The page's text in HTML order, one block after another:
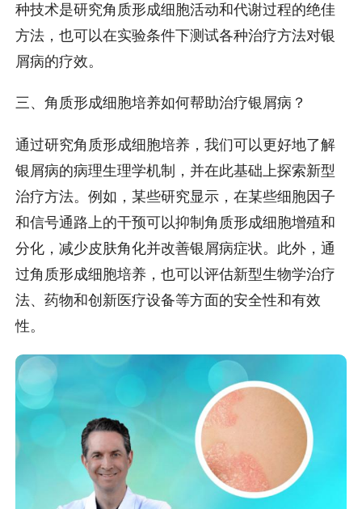
种技术是研究角质形成细胞活动和代谢过程的绝佳
方法，也可以在实验条件下测试各种治疗方法对银
屑病的疗效。
三、角质形成细胞培养如何帮助治疗银屑病？
通过研究角质形成细胞培养，我们可以更好地了解
银屑病的病理生理学机制，并在此基础上探索新型
治疗方法。例如，某些研究显示，在某些细胞因子
和信号通路上的干预可以抑制角质形成细胞增殖和
分化，减少皮肤角化并改善银屑病症状。此外，通
过角质形成细胞培养，也可以评估新型生物学治疗
法、药物和创新医疗设备等方面的安全性和有效
性。